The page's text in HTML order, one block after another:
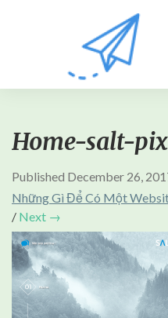
Home-salt-
Published December 26,
Những Gì Để Có Một
/ Next →